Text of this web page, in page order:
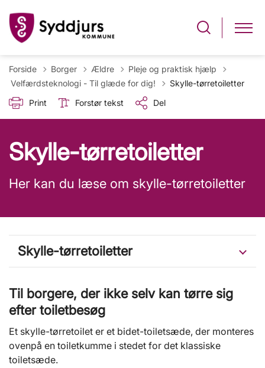
Forside Borger Ældre
Pleje og praktisk hjælp
Tilbage til
Velfærdsteknologi - Til glæde for dig!
Skylle-tørretoiletter
Print
Forstør tekst Del
Skylle-tørretoiletter
Her kan du læse om skylle-tørretoiletter
Skylle-tørretoiletter
Til borgere, der ikke selv kan tørre sig
efter toiletbesøg
Et skylle-tørretoilet er et bidet-toiletsæde, der monteres
ovenpå en toiletkumme i stedet for det klassiske
toiletsæde.